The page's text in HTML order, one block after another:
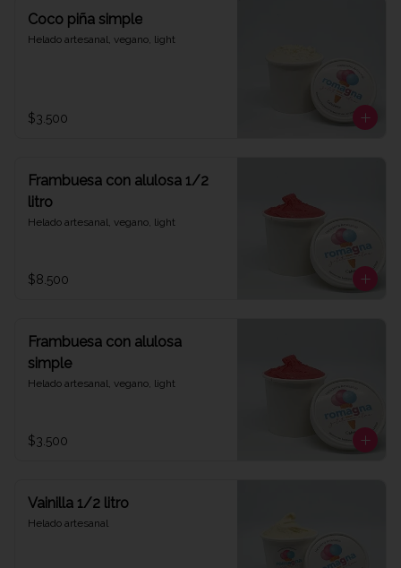
Coco piña simple
Helado artesanal, vegano, light
$3.500
Frambuesa con alulosa 1/2
litro
Helado artesanal, vegano, light
$8.500
Frambuesa con alulosa
simple
Helado artesanal, vegano, light
$3.500
Vainilla 1/2 litro
Helado artesanal